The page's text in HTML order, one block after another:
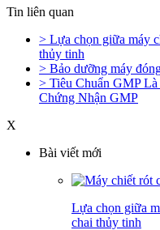
Tin liên quan
> Lựa chọn giữa máy
thủy tinh
> Bảo dưỡng máy
> Tiêu Chuẩn GMP
Chứng Nhận GMP
X
Bài viết mới
Lựa chọn giữa
chai thủy tinh